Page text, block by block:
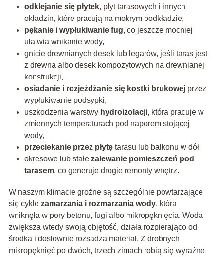
odklejanie się płytek, płyt tarasowych i innych
okładzin, które pracują na mokrym podkładzie,
pękanie i wypłukiwanie fug, co jeszcze mocniej
ułatwia wnikanie wody,
gnicie drewnianych desek lub legarów, jeśli taras jest
z drewna albo desek kompozytowych na drewnianej
konstrukcji,
osiadanie i rozjeżdżanie się kostki brukowejprzez
wypłukiwanie podsypki,
uszkodzenia warstwy hydroizolacji, która pracuje w
zmiennych temperaturach pod naporem stojącej
wody,
przeciekanie przez płytętarasu lub balkonu w dół,
okresowe lub stałe zalewanie pomieszczeń pod
tarasem, co generuje drogie remonty wnętrz.
W naszym klimacie groźne są szczególnie powtarzające
się cykle zamarzania i rozmarzania wody, która
wniknęła w pory betonu, fugi albo mikropęknięcia. Woda
zwiększa wtedy swoją objętość, działa rozpierająco od
środka i dosłownie rozsadza materiał. Z drobnych
mikropęknięć po dwóch, trzech zimach robią się wyraźne